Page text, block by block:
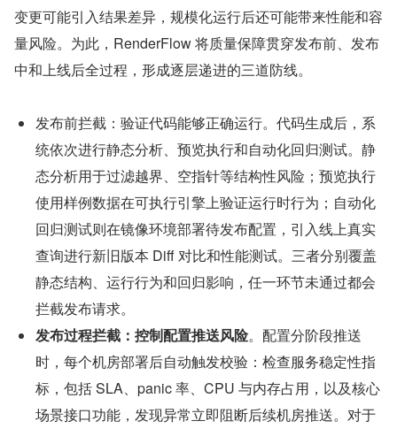
变更可能引入结果差异，规模化运行后还可能带来性能和容
量风险。为此，RenderFlow 将质量保障贯穿发布前、发布
中和上线后全过程，形成逐层递进的三道防线。
发布前拦截：验证代码能够正确运行。代码生成后，系
统依次进行静态分析、预览执行和自动化回归测试。静
态分析用于过滤越界、空指针等结构性风险；预览执行
使用样例数据在可执行引擎上验证运行时行为；自动化
回归测试则在镜像环境部署待发布配置，引入线上真实
查询进行新旧版本 Diff 对比和性能测试。三者分别覆盖
静态结构、运行行为和回归影响，任一环节未通过都会
拦截发布请求。
发布过程拦截：控制配置推送风险。配置分阶段推送
时，每个机房部署后自动触发校验：检查服务稳定性指
标，包括 SLA、panic 率、CPU 与内存占用，以及核心
场景接口功能，发现异常立即阻断后续机房推送。对于